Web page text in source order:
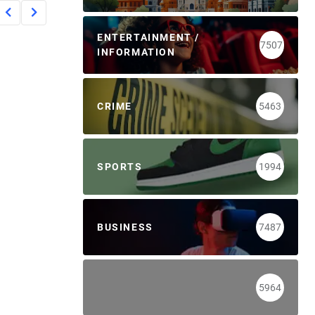
ENTERTAINMENT /
INFORMATION
7507
CRIME 5463
SPORTS 1994
BUSINESS 7487
5964